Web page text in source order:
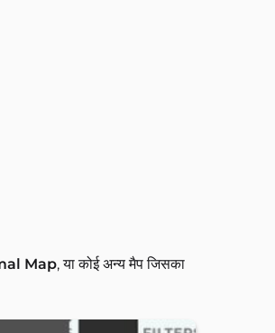
Map, या कोई अन्य मैप जिसका